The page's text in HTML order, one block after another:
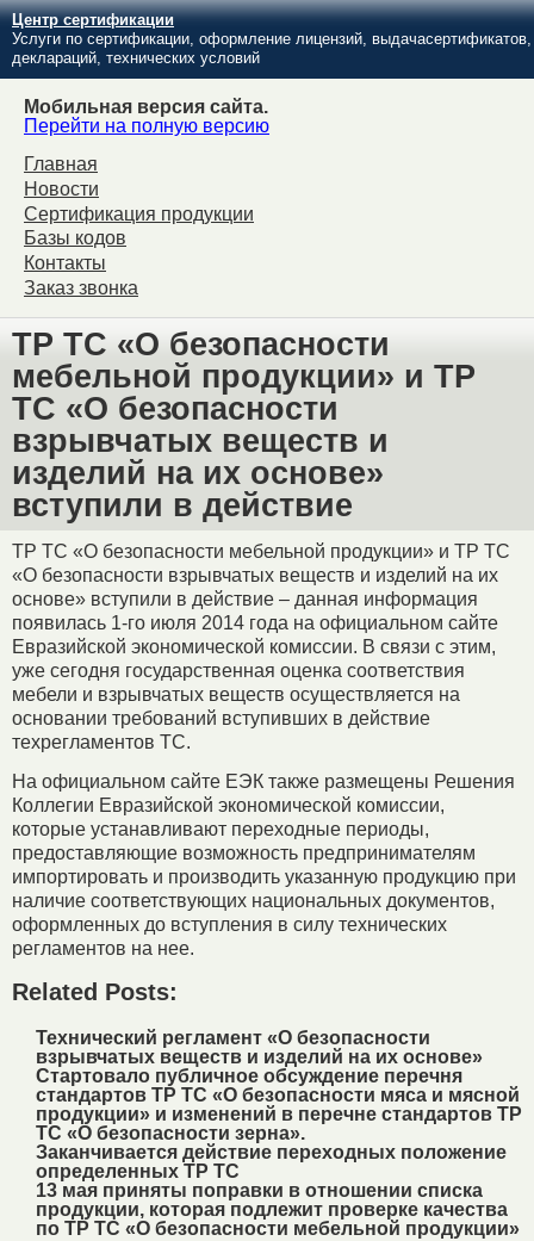
Центр сертификации
Услуги по сертификации, оформление лицензий, выдачасертификатов,
деклараций, технических условий
Мобильная версия сайта.
Перейти на полную версию
Главная
Новости
Сертификация продукции
Базы кодов
Контакты
Заказ звонка
ТР ТС «О безопасности
мебельной продукции» и ТР
ТС «О безопасности
взрывчатых веществ и
изделий на их основе»
вступили в действие
ТР ТС «О безопасности мебельной продукции» и ТР ТС
«О безопасности взрывчатых веществ и изделий на их
основе» вступили в действие – данная информация
появилась 1-го июля 2014 года на официальном сайте
Евразийской экономической комиссии. В связи с этим,
уже сегодня государственная оценка соответствия
мебели и взрывчатых веществ осуществляется на
основании требований вступивших в действие
техрегламентов ТС.
На официальном сайте ЕЭК также размещены Решения
Коллегии Евразийской экономической комиссии,
которые устанавливают переходные периоды,
предоставляющие возможность предпринимателям
импортировать и производить указанную продукцию при
наличие соответствующих национальных документов,
оформленных до вступления в силу технических
регламентов на нее.
Related Posts:
Технический регламент «О безопасности
взрывчатых веществ и изделий на их основе»
Стартовало публичное обсуждение перечня
стандартов ТР ТС «О безопасности мяса и мясной
продукции» и изменений в перечне стандартов ТР
ТС «О безопасности зерна».
Заканчивается действие переходных положение
определенных ТР ТС
13 мая приняты поправки в отношении списка
продукции, которая подлежит проверке качества
по ТР ТС «О безопасности мебельной продукции»